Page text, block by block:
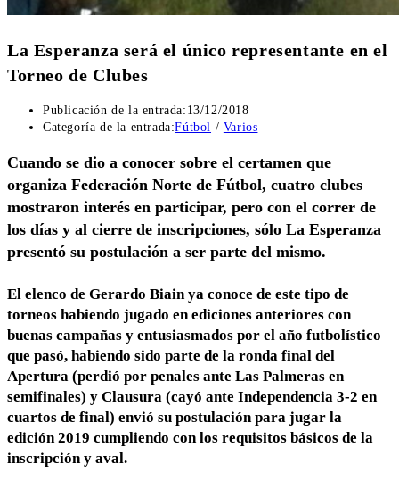
La Esperanza será el único representante en el
Torneo de Clubes
Publicación de la entrada: 13/12/2018
Categoría de la entrada:Fútbol / Varios
Cuando se dio a conocer sobre el certamen que
organiza Federación Norte de Fútbol, cuatro clubes
mostraron interés en participar, pero con el correr de
los días y al cierre de inscripciones, sólo La Esperanza
presentó su postulación a ser parte del mismo.
El elenco de Gerardo Biain ya conoce de este tipo de
torneos habiendo jugado en ediciones anteriores con
buenas campañas y entusiasmados por el año futbolístico
que pasó, habiendo sido parte de la ronda final del
Apertura (perdió por penales ante Las Palmeras en
semifinales) y Clausura (cayó ante Independencia 3-2 en
cuartos de final) envió su postulación para jugar la
edición 2019 cumpliendo con los requisitos básicos de la
inscripción y aval.